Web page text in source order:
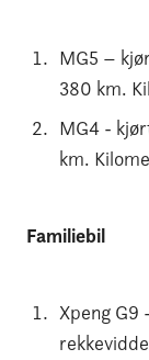
MG5 –
380 km.
MG4 -
km.
Familiebil
Xpeng G9